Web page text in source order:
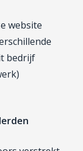
website
bedrijf